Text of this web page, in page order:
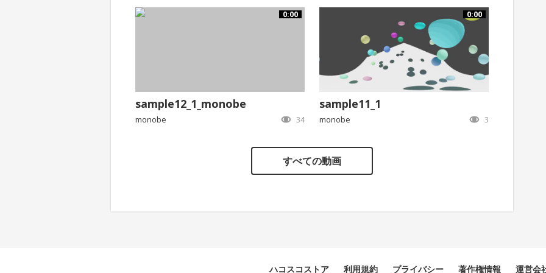
0:00
sample12_1_monobe
monobe 34
0:00
sample11_1
monobe 3
すべての動画
ハコスコストア 利用規約 プライバシー 著作権情報 運営会